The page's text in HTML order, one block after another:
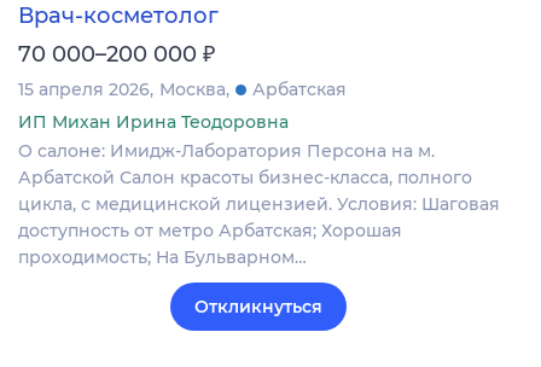
Врач-косметолог
70 000–200 000 ₽
15 апреля 2026 Москва
Арбатская
ИП Михан Ирина Теодоровна
О салоне: Имидж-Лаборатория Персона на м.
Арбатской Салон красоты бизнес-класса, полного
цикла, с медицинской лицензией. Условия: Шаговая
доступность от метро Арбатская; Хорошая
проходимость; На Бульварном…
Откликнуться